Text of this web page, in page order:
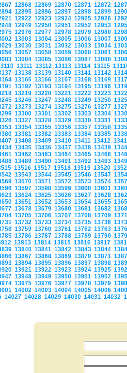
12868 12869 12870 12871 12872
12895 12896 12897 12898 12899
12922 12923 12924 12925 12926
12949 12950 12951 12952 12953
12976 12977 12978 12979 12980
13003 13004 13005 13006 13007
13030 13031 13032 13033 13034
13057 13058 13059 13060 13061
13084 13085 13086 13087 13088
13111 13112 13113 13114 13115
13138 13139 13140 13141 13142
13165 13166 13167 13168 13169
13192 13193 13194 13195 13196
13219 13220 13221 13222 13223
13246 13247 13248 13249 13250
13273 13274 13275 13276 13277
13300 13301 13302 13303 13304
13327 13328 13329 13330 13331
13354 13355 13356 13357 13358
13381 13382 13383 13384 13385
13408 13409 13410 13411 13412
13435 13436 13437 13438 13439
13462 13463 13464 13465 13466
13489 13490 13491 13492 13493
13516 13517 13518 13519 13520
13543 13544 13545 13546 13547
13570 13571 13572 13573 13574
13597 13598 13599 13600 13601
13624 13625 13626 13627 13628
13651 13652 13653 13654 13655
13678 13679 13680 13681 13682
13705 13706 13707 13708 13709
13732 13733 13734 13735 13736
13759 13760 13761 13762 13763
13786 13787 13788 13789 13790
13813 13814 13815 13816 13817
13840 13841 13842 13843 13844
13867 13868 13869 13870 13871
13894 13895 13896 13897 13898
13921 13922 13923 13924 13925
13948 13949 13950 13951 13952
13975 13976 13977 13978 13979
14002 14003 14004 14005 14006
14027 14028 14029 14030 14031 14032